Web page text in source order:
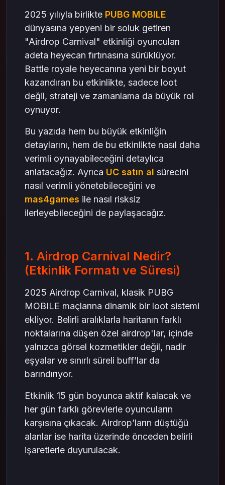
2025 yılıyla birlikte PUBG MOBILE
dünyasına yepyeni bir soluk getiren
"Airdrop Carnival" etkinliği oyuncuları
adeta heyecan fırtınasına sürüklüyor.
Battle royale heyecanına yeni bir boyut
kazandıran bu etkinlikte, sadece loot
değil, strateji ve zamanlama da büyük rol
oynuyor.
Bu yazıda hem bu büyük etkinliğin
detaylarını, hem de bu etkinlikte nasıl daha
verimli oynayabileceğini detaylıca
anlatacağız. Ayrıca UC satın al sürecini
nasıl verimli yönetebileceğini ve
mas4games ile nasıl risksiz
ilerleyebileceğini de paylaşacağız.
1. Airdrop Carnival Nedir?
(Etkinlik Formatı ve Süresi)
2025 Airdrop Carnival, klasik PUBG
MOBILE maçlarına dinamik bir loot sistemi
ekliyor. Belirli aralıklarla haritanın farklı
noktalarına düşen özel airdrop'lar, içinde
yalnızca görsel kozmetikler değil, nadir
eşyalar ve sınırlı süreli buff’lar da
barındırıyor.
Etkinlik 15 gün boyunca aktif kalacak ve
her gün farklı görevlerle oyuncuların
karşısına çıkacak. Airdrop’ların düştüğü
alanlar ise harita üzerinde önceden belirli
işaretlerle duyurulacak.